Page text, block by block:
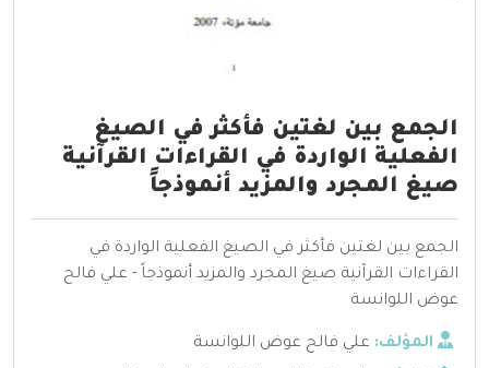
الجمع بين لغتين فأكثر في الصيغ
الفعلية الواردة في القراءات القرآنية
صيغ المجرد والمزيد أنموذجاً
الجمع بين لغتين فأكثر في الصيغ الفعلية الواردة في
القراءات القرآنية صيغ المجرد والمزيد أنموذجاً - علي فالح
عوض اللوانسة
المؤلف: علي فالح عوض اللوانسة